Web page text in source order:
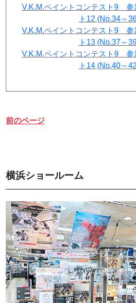
V.K.M.ペイントコンテスト9 参
ト12 (No.34～
V.K.M.ペイントコンテスト9 参
ト13 (No.37～
V.K.M.ペイントコンテスト9 参
ト14 (No.40～
前のページ
横浜ショールーム